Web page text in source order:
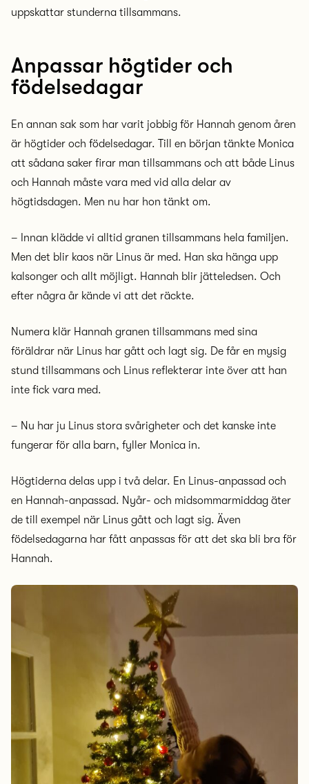
uppskattar stunderna tillsammans.
Anpassar högtider och
födelsedagar
En annan sak som har varit jobbig för Hannah genom åren
är högtider och födelsedagar. Till en början tänkte Monica
att sådana saker firar man tillsammans och att både Linus
och Hannah måste vara med vid alla delar av
högtidsdagen. Men nu har hon tänkt om.
– Innan klädde vi alltid granen tillsammans hela familjen.
Men det blir kaos när Linus är med. Han ska hänga upp
kalsonger och allt möjligt. Hannah blir jätteledsen. Och
efter några år kände vi att det räckte.
Numera klär Hannah granen tillsammans med sina
föräldrar när Linus har gått och lagt sig. De får en mysig
stund tillsammans och Linus reflekterar inte över att han
inte fick vara med.
– Nu har ju Linus stora svårigheter och det kanske inte
fungerar för alla barn, fyller Monica in.
Högtiderna delas upp i två delar. En Linus-anpassad och
en Hannah-anpassad. Nyår- och midsommarmiddag äter
de till exempel när Linus gått och lagt sig. Även
födelsedagarna har fått anpassas för att det ska bli bra för
Hannah.